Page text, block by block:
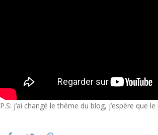
P.S: j’ai changé le thème du blog, j’espère que